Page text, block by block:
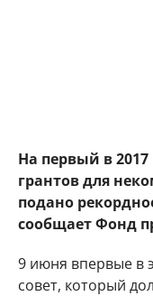
На первый в 2017
грантов для
подано
сообщает Фонд
9 июня впервые в
совет, который